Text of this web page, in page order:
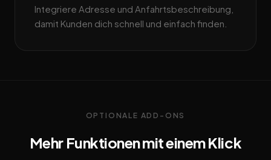
Integriere Adresse und Anfahrtsbeschreibung,
damit Kunden dich schnell und einfach finden.
OPTIONALE ADD-ONS
Mehr Funktionen mit einem Klick